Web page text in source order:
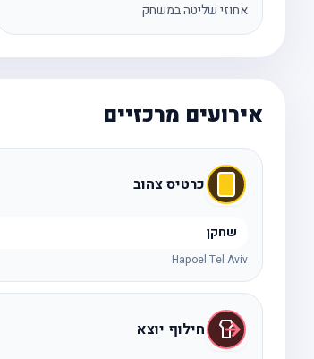
אחוזי שליטה במשחק
אירועים מרכזיים
כרטיס צהוב
שחקן
Hapoel Tel Aviv
חילוף יוצא